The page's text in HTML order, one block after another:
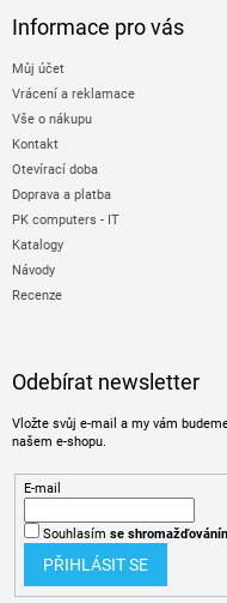
Informace pro vás
Můj účet
Vrácení a reklamace
Vše o nákupu
Kontakt
Otevírací doba
Doprava a platba
PK computers - IT
Katalogy
Návody
Recenze
Odebírat newsletter
Vložte svůj e-mail a my vám
našem e-shopu.
E-mail
Souhlasím se
PŘIHLÁSIT SE